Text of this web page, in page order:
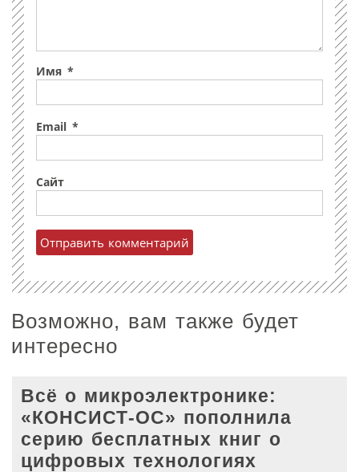
Имя *
Email *
Сайт
Возможно, вам также будет
интересно
Всё о микроэлектронике:
«КОНСИСТ-ОС» пополнила
серию бесплатных книг о
цифровых технологиях